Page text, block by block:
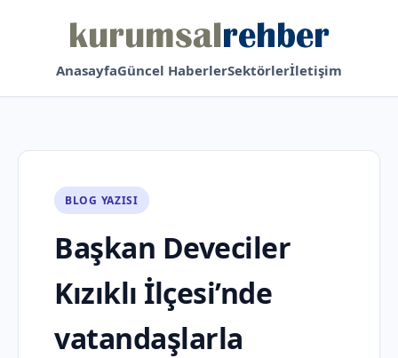
AnasayfaGüncel HaberlerSektörlerİletişim
BLOG YAZISI
Başkan Deveciler
Kızıklı İlçesi’nde
vatandaşlarla